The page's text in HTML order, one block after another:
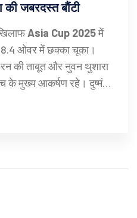
की जबरदस्त बौंटी
Asia Cup 2025में
ओवर में छक्का चूका।
रन की ताबूत और नुवन थुशारा
के मुख्य आकर्षण रहे। दुष्मंथ